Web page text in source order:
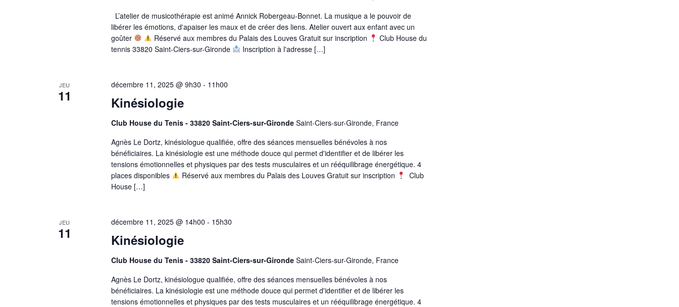
L’atelier de musicothérapie est animé Annick Robergeau-Bonnet. La musique a le pouvoir de
libérer les émotions, d'apaiser les maux et de créer des liens. Atelier ouvert aux enfant avec un
goûter
Réservé aux membres du Palais des Louves Gratuit sur inscription
Club House du
tennis 33820 Saint-Ciers-sur-Gironde
Inscription à l'adresse […]
JEU
11 Kinésiologie
décembre 11, 2025 @ 9h30 - 11h00
Club House du Tenis - 33820 Saint-Ciers-sur-Gironde Saint-Ciers-sur-Gironde, France
Agnès Le Dortz, kinésiologue qualifiée, offre des séances mensuelles bénévoles à nos
bénéficiaires. La kinésiologie est une méthode douce qui permet d'identifier et de libérer les
tensions émotionnelles et physiques par des tests musculaires et un rééquilibrage énergétique. 4
places disponibles
Réservé aux membres du Palais des Louves Gratuit sur inscription
Club
House […]
JEU
11 Kinésiologie
décembre 11, 2025 @ 14h00 - 15h30
Club House du Tenis - 33820 Saint-Ciers-sur-Gironde Saint-Ciers-sur-Gironde, France
Agnès Le Dortz, kinésiologue qualifiée, offre des séances mensuelles bénévoles à nos
bénéficiaires. La kinésiologie est une méthode douce qui permet d'identifier et de libérer les
tensions émotionnelles et physiques par des tests musculaires et un rééquilibrage énergétique. 4